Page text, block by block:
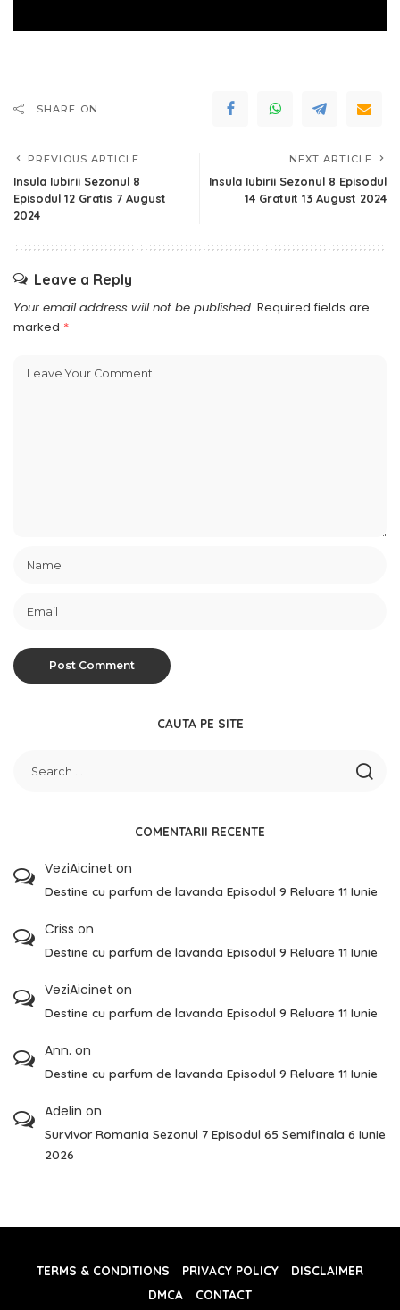
SHARE ON
PREVIOUS ARTICLE
Insula Iubirii Sezonul 8
Episodul 12 Gratis 7 August
2024
NEXT ARTICLE
Insula Iubirii Sezonul 8 Episodul
14 Gratuit 13 August 2024
Leave a Reply
Your email address will not be published. Required fields are
marked *
CAUTA PE SITE
COMENTARII RECENTE
VeziAicinet on
Destine cu parfum de lavanda Episodul 9 Reluare 11 Iunie
Criss on
Destine cu parfum de lavanda Episodul 9 Reluare 11 Iunie
VeziAicinet on
Destine cu parfum de lavanda Episodul 9 Reluare 11 Iunie
Ann. on
Destine cu parfum de lavanda Episodul 9 Reluare 11 Iunie
Adelin on
Survivor Romania Sezonul 7 Episodul 65 Semifinala 6 Iunie
2026
TERMS & CONDITIONS PRIVACY POLICY
DISCLAIMER
DMCA
CONTACT